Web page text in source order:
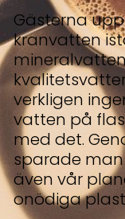
Gästerna
kranvatten
verkligen
vatten på
med det.
sparade
även vår
onödiga